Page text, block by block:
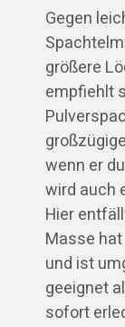
Gegen
größere
empfiehlt
wenn er
wird auch
Hier
Masse
und ist
geeignet
sofort